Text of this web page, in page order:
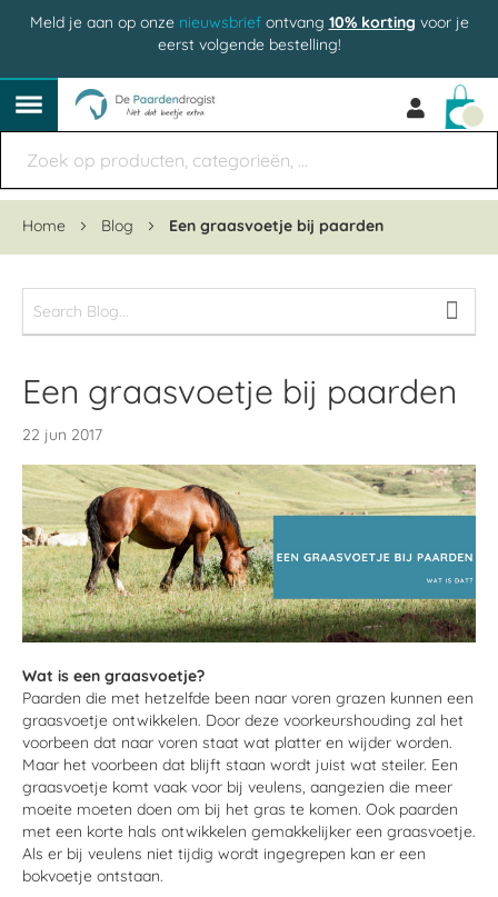
Meld je aan op onze nieuwsbriefontvang 10% korting voor je
eerst volgende bestelling!
Home Blog Een graasvoetje bij paarden
Een graasvoetje bij paarden
22 jun 2017
Wat is een graasvoetje?
Paarden die met hetzelfde been naar voren grazen kunnen een
graasvoetje ontwikkelen. Door deze voorkeurshouding zal het
voorbeen dat naar voren staat wat platter en wijder worden.
Maar het voorbeen dat blijft staan wordt juist wat steiler. Een
graasvoetje komt vaak voor bij veulens, aangezien die meer
moeite moeten doen om bij het gras te komen. Ook paarden
met een korte hals ontwikkelen gemakkelijker een graasvoetje.
Als er bij veulens niet tijdig wordt ingegrepen kan er een
bokvoetje ontstaan.